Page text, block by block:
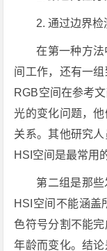
2. 通过边界检
在第一种方
间工作，还有一组
RGB空间在参考
光的变化问题，
关系。其他研究
HSI空间是最常用
第二组是那
HSI空间不能涵盖
色符号分割不能
年龄而变化。结